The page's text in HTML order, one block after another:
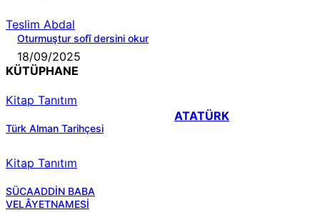
Teslim Abdal
Oturmuştur sofî dersini okur
18/09/2025
KÜTÜPHANE
Kitap Tanıtım
Türk Alman Tarihçesi
Kitap Tanıtım
SÜCAADDİN BABA
VELÂYETNAMESİ
ATATÜRK